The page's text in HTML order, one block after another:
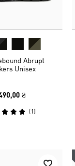
Abrupt
Unisex
₴
(1 )